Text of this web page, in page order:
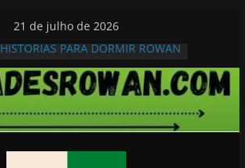
21 de julho de 2026
HISTORIAS PARA DORMIR ROWAN